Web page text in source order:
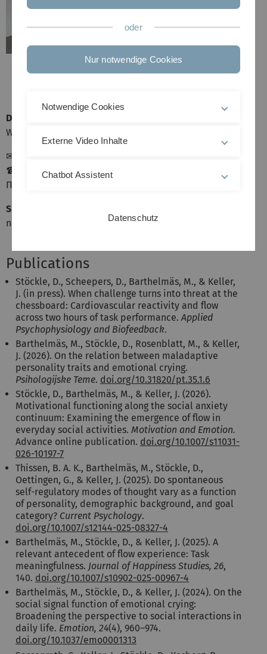
Dominik Stöckle
Wissenschaftlicher Mitarbeiter
✉
☎ +49-(0)731/50 31165
Π 47.2.273
Sprechzeiten
nach Vereinbarung
Publications
Stöckle, D., Scheepers, D., Barthelmäs, M., & Keller,
J. (in press). When challenge turns into threat at the
chessboard: Cardiovascular reactivity and flow
across two hours of task performance. Applied
Psychophysiology and Biofeedback.
Barthelmäs, M., Stöckle, D., Rosenblatt, M., & Keller,
J. (2026). On the relation between maladaptive
personality traits and emotional crying.
Psihologijske Teme. doi.org/10.31820/pt.35.1.6
Stöckle, D., Barthelmäs, M., & Keller, J. (2026).
Motivational functioning along the social anxiety
continuum: Examining the emergence of flow in
everyday social activities. Motivation and Emotion.
Advance online publication. doi.org/10.1007/s11031-
026-10197-7
Thissen, B. A. K., Barthelmäs, M., Stöckle, D.,
Oettingen, G., & Keller, J. (2025). Do spontaneous
self-regulatory modes of thought vary as a function
of personality, demographic background, and goal
category? Current Psychology.
doi.org/10.1007/s12144-025-08327-4
Barthelmäs, M., Stöckle, D., & Keller, J. (2025). A
relevant antecedent of flow experience: Task
meaningfulness. Journal of Happiness Studies, 26,
140. doi.org/10.1007/s10902-025-00967-4
Barthelmäs, M., Stöckle, D., & Keller, J. (2024). On the
social signal function of emotional crying:
Broadening the perspective to social interactions in
daily life. Emotion, 24(4), 960–974.
doi.org/10.1037/emo0001313
oder
Nur notwendige Cookies
Notwendige Cookies
Externe Video Inhalte
Chatbot Assistent
Datenschutz